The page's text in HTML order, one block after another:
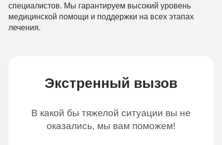
специалистов. Мы гарантируем высокий уровень
медицинской помощи и поддержки на всех этапах
лечения.
Экстренный вызов
В какой бы тяжелой ситуации вы не
оказались, мы вам поможем!